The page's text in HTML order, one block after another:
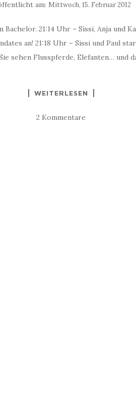
am: Mittwoch, 15. Februar 2012
21:14 Uhr – Sissi, Anja und
an! 21:18 Uhr – Sissi und Paul
sehen Flusspferde, Elefanten… und
WEITERLESEN
2 Kommentare